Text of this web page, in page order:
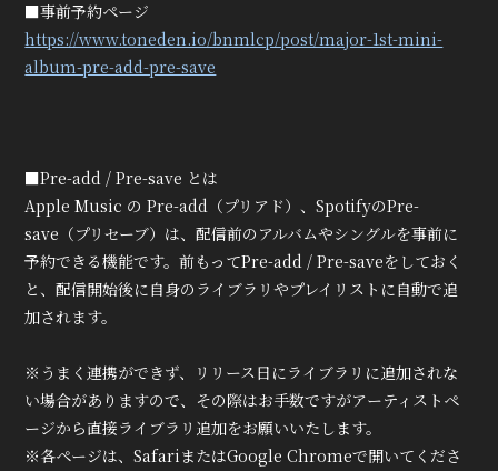
■事前予約ページ
https://www.toneden.io/bnmlcp/post/major-1st-mini-
album-pre-add-pre-save
■Pre-add / Pre-save とは
Apple Music の Pre-add（プリアド）、SpotifyのPre-
save（プリセーブ）は、配信前のアルバムやシングルを事前に
予約できる機能です。前もってPre-add / Pre-saveをしておく
と、配信開始後に自身のライブラリやプレイリストに自動で追
加されます。
※うまく連携ができず、リリース日にライブラリに追加されな
い場合がありますので、その際はお手数ですがアーティストペ
ージから直接ライブラリ追加をお願いいたします。
※各ページは、SafariまたはGoogle Chromeで開いてくださ